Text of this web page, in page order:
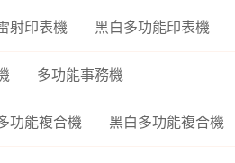
UltraGear專業電競螢
幕
式硬碟
卡
用SSD
交
射印表機 黑白多功能印表機
多功能事務機
功能複合機 黑白多功能複合機